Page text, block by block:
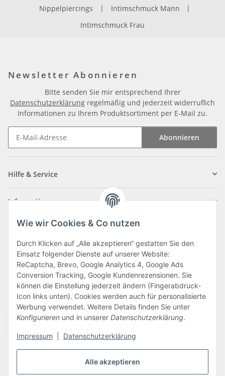
Alle akzeptieren
Wie wir Cookies & Co nutzen
Durch Klicken auf „Alle akzeptieren“ gestatten Sie den
Einsatz folgender Dienste auf unserer Website:
ReCaptcha, Brevo, Google Analytics 4, Google Ads
Conversion Tracking, Google Kundenrezensionen. Sie
können die Einstellung jederzeit ändern (Fingerabdruck-
Icon links unten). Cookies werden auch für personalisierte
Werbung verwendet. Weitere Details finden Sie unter
Konfigurieren und in unserer Datenschutzerklärung.
Impressum Datenschutzerklärung
Nippelpiercings
| Intimschmuck Mann
|
Intimschmuck Frau
Newsletter Abonnieren
Bitte senden Sie mir entsprechend Ihrer
Datenschutzerklärung regelmäßig und jederzeit widerruflich
Informationen zu Ihrem Produktsortiment per E-Mail zu.
Abonnieren
Hilfe & Service
Informationen
Zahlungsarten
Vertrag widerrufen